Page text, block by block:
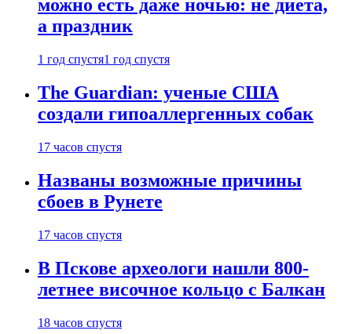
можно есть даже ночью: не диета,
а праздник
1 год спустя1 год спустя
The Guardian: ученые США
создали гипоаллергенных собак
17 часов спустя
Названы возможные причины
сбоев в Рунете
17 часов спустя
В Пскове археологи нашли 800-
летнее височное кольцо с Балкан
18 часов спустя